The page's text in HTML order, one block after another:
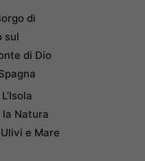
di
sul
di Dio
Natura
e Mare